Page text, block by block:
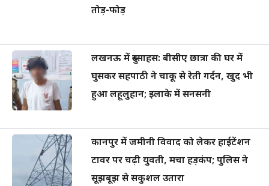
तोड़-फोड़
लखनऊ में दुस्साहस: बीसीए छात्रा की घर में
घुसकर सहपाठी ने चाकू से रेती गर्दन, खुद भी
हुआ लहूलुहान; इलाके में सनसनी
कानपुर में जमीनी विवाद को लेकर हाईटेंशन
टावर पर चढ़ी युवती, मचा हड़कंप; पुलिस ने
सूझबूझ से सकुशल उतारा